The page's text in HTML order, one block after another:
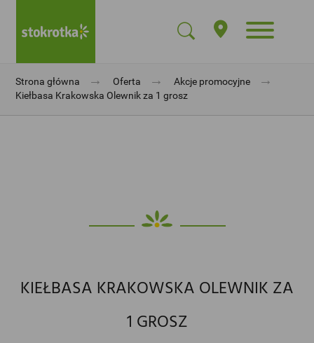
Strona główna → Oferta → Akcje promocyjne →
Kiełbasa Krakowska Olewnik za 1 grosz
KIEŁBASA KRAKOWSKA OLEWNIK ZA
1 GROSZ